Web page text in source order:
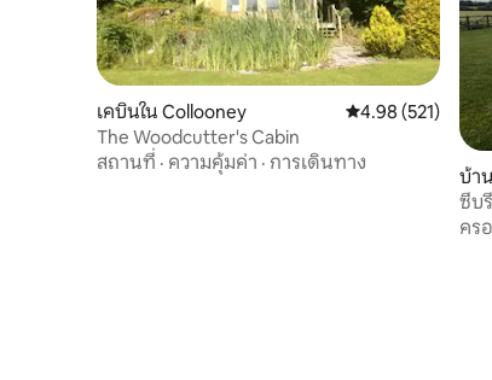
เคบินใน Collooney คะแนนเฉลี่ย 4.98
4.98 (521)
The Woodcutter's Cabin
สถานที่ · ความคุ้มค่า · การเดินทาง
บ้า
ซีบ
คร